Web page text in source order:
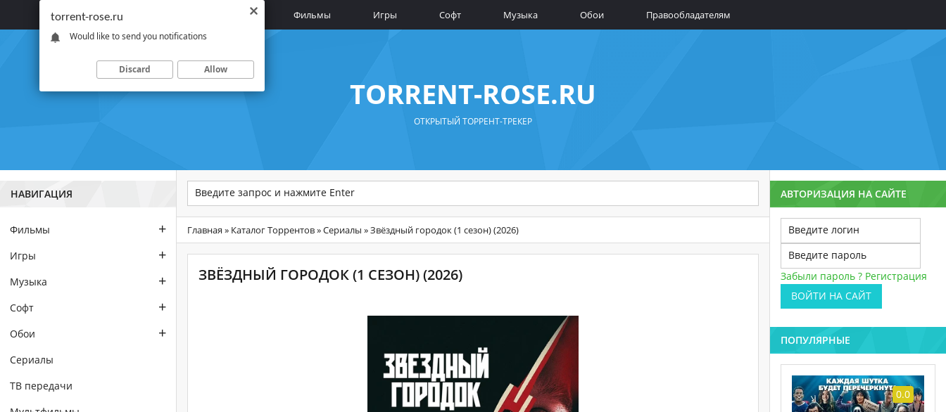
Главная Фильмы Игры Софт Музыка Обои Правообладателям
TORRENT-ROSE.RU
ОТКРЫТЫЙ ТОРРЕНТ-ТРЕКЕР
НАВИГАЦИЯ
Фильмы +
Игры +
Музыка +
Софт +
Обои +
Сериалы
ТВ передачи
Главная » Каталог Торрентов»Сериалы » Звёздный городок (1 сезон) (2026)
ЗВЁЗДНЫЙ ГОРОДОК (1 СЕЗОН) (2026)
АВТОРИЗАЦИЯ НА САЙТЕ
Забыли пароль ? Регистрация
ВОЙТИ НА САЙТ
ПОПУЛЯРНЫЕ
0.0
torrent-rose.ru
Would like to send you notifications
Discard Allow